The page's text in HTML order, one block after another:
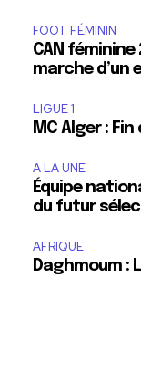
FOOT FÉMININ
CAN féminine
marche d’un
LIGUE 1
MC Alger :
A LA UNE
Équipe
du futur
AFRIQUE
Daghmoum :